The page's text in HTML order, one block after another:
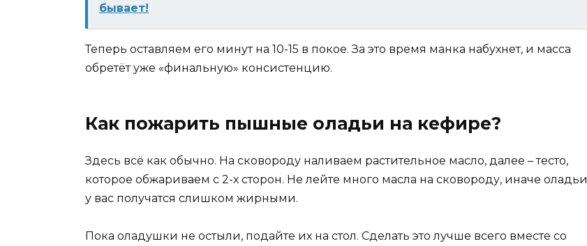
бывает!
Теперь оставляем его минут на 10-15 в покое. За это время манка набухнет, и масса
обретёт уже «финальную» консистенцию.
Как пожарить пышные оладьи на кефире?
Здесь всё как обычно. На сковороду наливаем растительное масло, далее – тесто,
которое обжариваем с 2-х сторон. Не лейте много масла на сковороду, иначе оладьи
у вас получатся слишком жирными.
Пока оладушки не остыли, подайте их на стол. Сделать это лучше всего вместе со